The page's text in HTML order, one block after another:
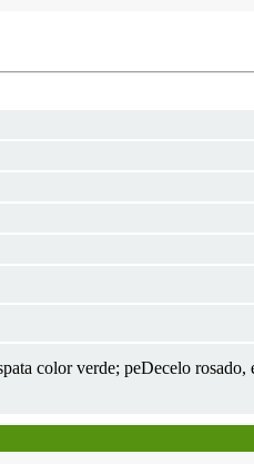
color verde; peDecelo rosado,